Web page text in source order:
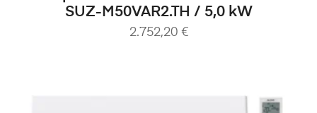
SUZ-M50VAR2.TH / 5,0 kW
2.752,20 €